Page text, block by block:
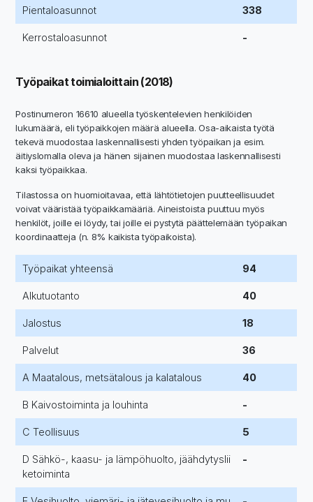
Pientaloasunnot 338
Kerrostaloasunnot -
Työpaikat toimialoittain (2018)
Postinumeron 16610 alueella työskentelevien henkilöiden
lukumäärä, eli työpaikkojen määrä alueella. Osa-aikaista työtä
tekevä muodostaa laskennallisesti yhden työpaikan ja esim.
äitiyslomalla oleva ja hänen sijainen muodostaa laskennallisesti
kaksi työpaikkaa.
Tilastossa on huomioitavaa, että lähtötietojen puutteellisuudet
voivat vääristää työpaikkamääriä. Aineistoista puuttuu myös
henkilöt, joille ei löydy, tai joille ei pystytä päättelemään työpaikan
koordinaatteja (n. 8% kaikista työpaikoista).
Työpaikat yhteensä 94
Alkutuotanto 40
Jalostus 18
Palvelut 36
A Maatalous, metsätalous ja kalatalous 40
B Kaivostoiminta ja louhinta -
C Teollisuus 5
D Sähkö-, kaasu- ja lämpöhuolto, jäähdytyslii
ketoiminta
-